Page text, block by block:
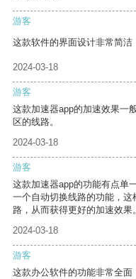
游客
这款软件的界面设计非常简洁
2024-03-18
游客
这款加速器app的加速效果一
区的线路。
2024-03-18
游客
这款加速器app的功能有点单
一个自动切换线路的功能，
路，从而获得更好的加速效果。
2024-03-18
游客
这款办公软件的功能非常全